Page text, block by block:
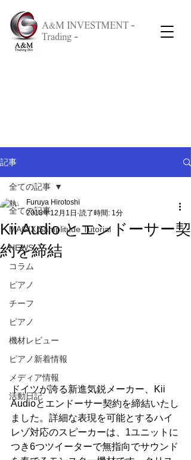
A&M INVESTMENT -
Trading -
記事
全ての記事
MAGIX Samplitude Tutorial
NEWS
コラム
ピアノ
チーフ
ピアノ
機材レビュー
ピアノ新着情報
メディア情報
活動日記
全ての記事
Kii Audio とエンドーサー契
約を締結
Furuya Hirotoshi
2018年12月1日 読了時間: 1分
ドイツが誇る新進気鋭メーカー、Kii
Audioとエンドーサー契約を締結いたし
ました。詳細な表現を可能とするハイ
レゾ対応のスピーカーは、1ユニットに
つき6つツイーターで無指向でサウンド